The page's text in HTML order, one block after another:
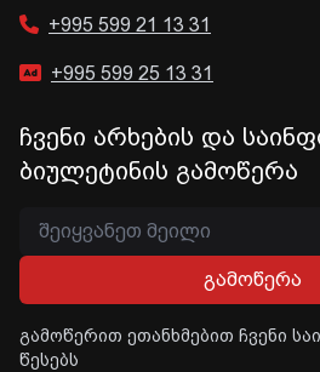
+995 599 21 13 31
+995 599 25 13 31
ჩვენი არხების და
ბიულეტინის გამოწერა
გამოწერა
გამოწერით ეთანხმებით ჩვენი
წესებს